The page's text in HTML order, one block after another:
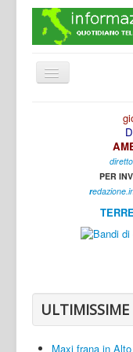
Cambia
navigazione
Caserta
PER
r
ULTIMISSIME
Maxi frana in